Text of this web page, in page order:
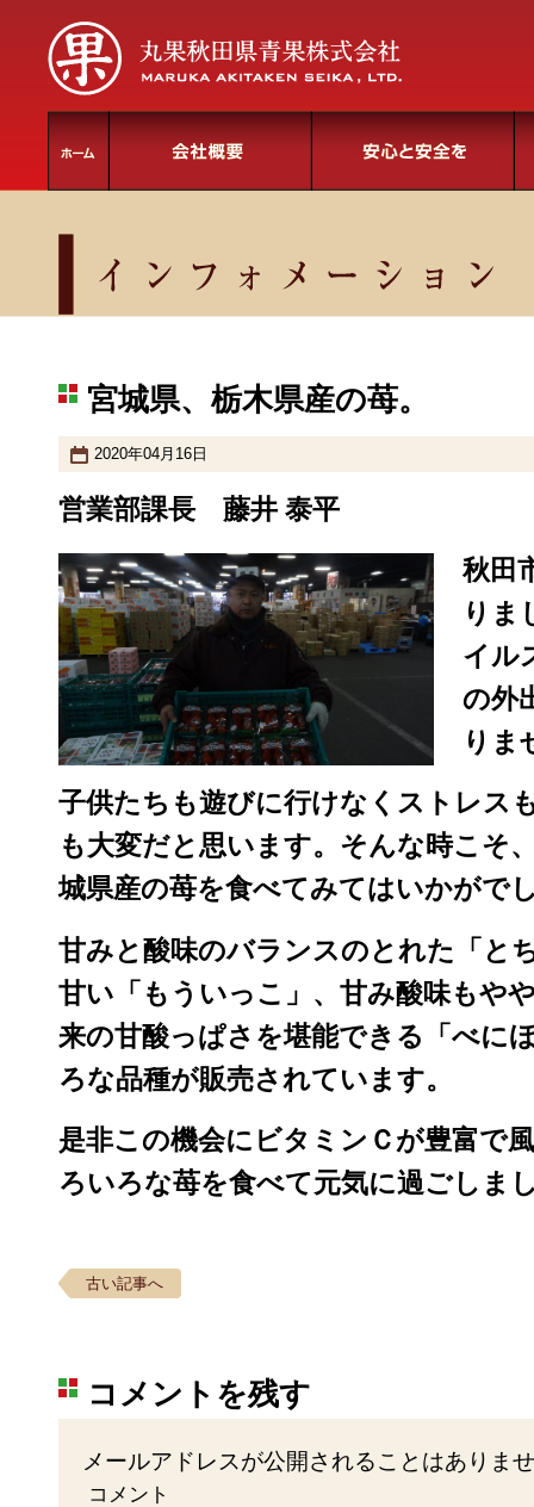
宮城県、栃木県産の苺。
2020年04月16日
営業部課長 藤井 泰平
秋田
りま
イル
の外
りま
子供たちも遊びに行けなくストレス
も大変だと思います。そんな時こそ
城県産の苺を食べてみてはいかがで
甘みと酸味のバランスのとれた「と
甘い「もういっこ」、甘み酸味もや
来の甘酸っぱさを堪能できる「べに
ろな品種が販売されています。
是非この機会にビタミンＣが豊富で
ろいろな苺を食べて元気に過ごしま
古い記事へ
コメントを残す
メールアドレスが公開されることはありま
コメント